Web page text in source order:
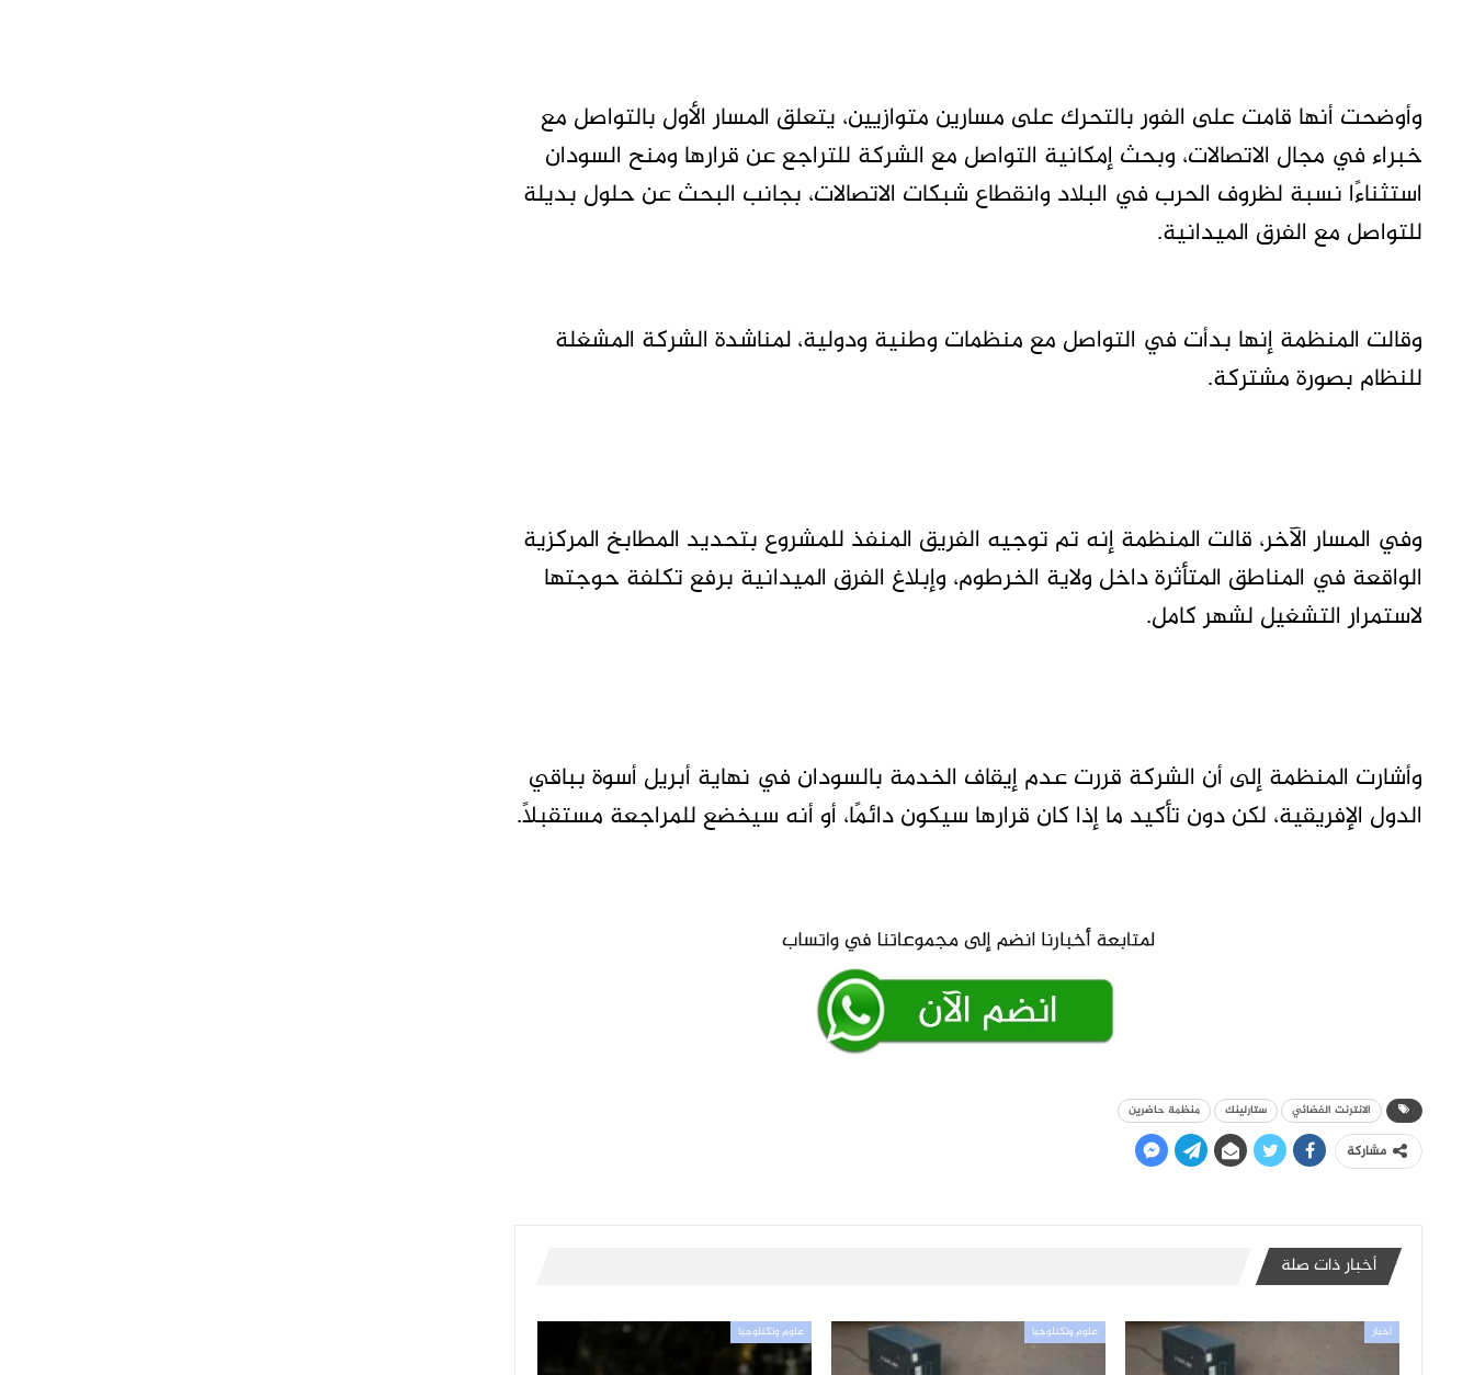
وأوضحت أنها قامت على الفور بالتحرك على مسارين متوازيين، يتعلق المسار الأول بالتواصل مع
خبراء في مجال الاتصالات، وبحث إمكانية التواصل مع الشركة للتراجع عن قرارها ومنح السودان
استثناءًا نسبة لظروف الحرب في البلاد وانقطاع شبكات الاتصالات، بجانب البحث عن حلول بديلة
للتواصل مع الفرق الميدانية.
وقالت المنظمة إنها بدأت في التواصل مع منظمات وطنية ودولية، لمناشدة الشركة المشغلة
للنظام بصورة مشتركة.
وفي المسار الآخر، قالت المنظمة إنه تم توجيه الفريق المنفذ للمشروع بتحديد المطابخ المركزية
الواقعة في المناطق المتأثرة داخل ولاية الخرطوم، وإبلاغ الفرق الميدانية برفع تكلفة حوجتها
لاستمرار التشغيل لشهر كامل.
وأشارت المنظمة إلى أن الشركة قررت عدم إيقاف الخدمة بالسودان في نهاية أبريل أسوة بباقي
الدول الإفريقية، لكن دون تأكيد ما إذا كان قرارها سيكون دائمًا، أو أنه سيخضع للمراجعة مستقبلاً.
الانترنت الفضائي ستارلينك منظمة حاضرين
مشاركة
أخبار ذات صلة
أخبار علوم وتكنلوجيا علوم وتكنلوجيا